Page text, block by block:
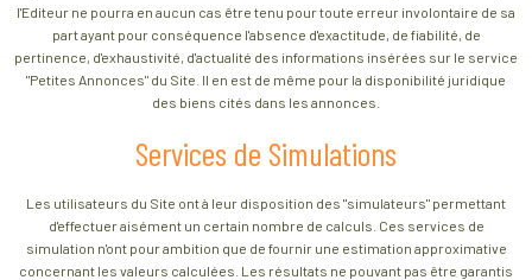
l'Editeur ne pourra en aucun cas être tenu pour toute erreur involontaire de sa
part ayant pour conséquence l'absence d'exactitude, de fiabilité, de
pertinence, d'exhaustivité, d'actualité des informations insérées sur le service
"Petites Annonces" du Site. Il en est de même pour la disponibilité juridique
des biens cités dans les annonces.
Services de Simulations
Les utilisateurs du Site ont à leur disposition des "simulateurs" permettant
d'effectuer aisément un certain nombre de calculs. Ces services de
simulation n'ont pour ambition que de fournir une estimation approximative
concernant les valeurs calculées. Les résultats ne pouvant pas être garantis